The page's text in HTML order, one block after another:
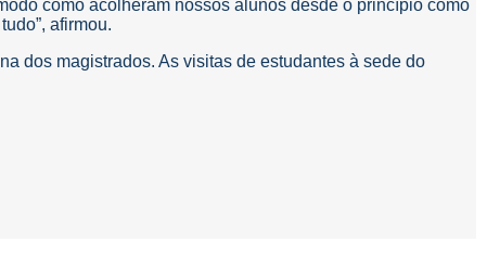
como acolheram nossos alunos desde o princípio como
afirmou.
dos magistrados. As visitas de estudantes à sede do